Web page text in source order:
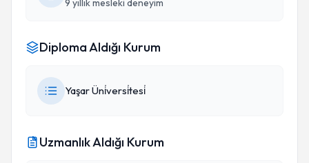
9 yıllık mesleki deneyim
Diploma Aldığı Kurum
Yaşar Üni̇versi̇tesi̇
Uzmanlık Aldığı Kurum